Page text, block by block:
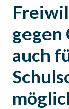
gegen
auch